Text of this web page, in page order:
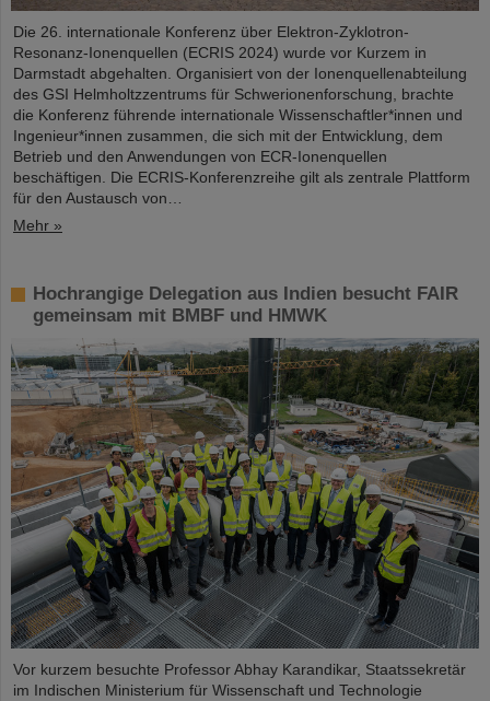
Die 26. internationale Konferenz über Elektron-Zyklotron-
Resonanz-Ionenquellen (ECRIS 2024) wurde vor Kurzem in
Darmstadt abgehalten. Organisiert von der Ionenquellenabteilung
des GSI Helmholtzzentrums für Schwerionenforschung, brachte
die Konferenz führende internationale Wissenschaftler*innen und
Ingenieur*innen zusammen, die sich mit der Entwicklung, dem
Betrieb und den Anwendungen von ECR-Ionenquellen
beschäftigen. Die ECRIS-Konferenzreihe gilt als zentrale Plattform
für den Austausch von…
Mehr »
Hochrangige Delegation aus Indien besucht FAIR
gemeinsam mit BMBF und HMWK
Vor kurzem besuchte Professor Abhay Karandikar, Staatssekretär
im Indischen Ministerium für Wissenschaft und Technologie